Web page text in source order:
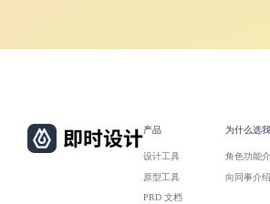
产品
设计工具
原型工具
PRD 文档
为什么选
角色功能
向同事介